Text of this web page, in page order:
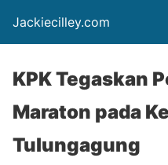
Jackiecilley.com
KPK Tegaskan
Maraton pada
Tulungagung